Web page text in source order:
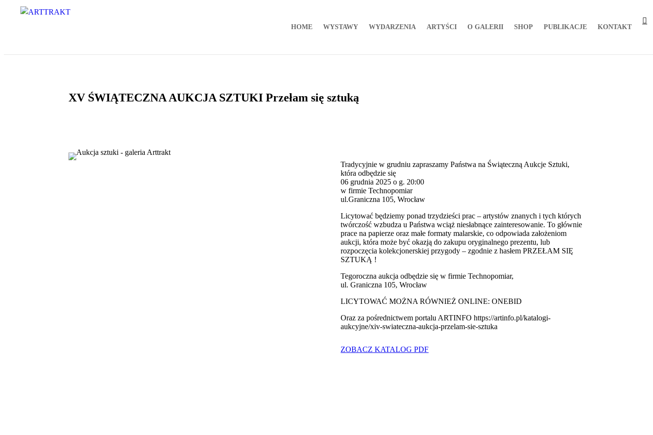
HOME WYSTAWY WYDARZENIA ARTYŚCI O GALERII SHOP PUBLIKACJE KONTAKT
XV ŚWIĄTECZNA AUKCJA SZTUKI Przełam się sztuką
Tradycyjnie w grudniu zapraszamy Państwa na Świąteczną Aukcje Sztuki,
która odbędzie się
06 grudnia 2025 o g. 20:00
w firmie Technopomiar
ul.Graniczna 105, Wrocław
Licytować będziemy ponad trzydzieści prac – artystów znanych i tych których
twórczość wzbudza u Państwa wciąż niesłabnące zainteresowanie. To głównie
prace na papierze oraz małe formaty malarskie, co odpowiada założeniom
aukcji, która może być okazją do zakupu oryginalnego prezentu, lub
rozpoczęcia kolekcjonerskiej przygody – zgodnie z hasłem PRZEŁAM SIĘ
SZTUKĄ !
Tegoroczna aukcja odbędzie się w firmie Technopomiar,
ul. Graniczna 105, Wrocław
LICYTOWAĆ MOŻNA RÓWNIEŻ ONLINE: ONEBID
Oraz za pośrednictwem portalu ARTINFO https://artinfo.pl/katalogi-
aukcyjne/xiv-swiateczna-aukcja-przelam-sie-sztuka
ZOBACZ KATALOG PDF